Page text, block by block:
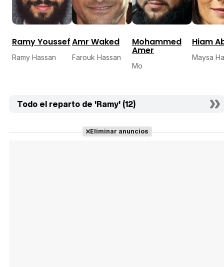
Ramy Youssef
Ramy Hassan
Amr Waked
Farouk Hassan
Mohammed
Amer
Mo
Hiam
Maysa
Todo el reparto de 'Ramy' (12)
Eliminar anuncios